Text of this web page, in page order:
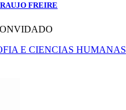
FREIRE
E CIENCIAS HUMANAS